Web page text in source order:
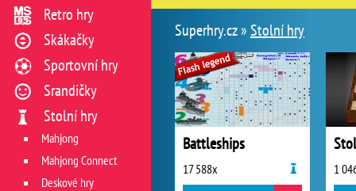
Superhry.cz »Stolní hry
Battleships
17 588x 1
Retro hry
Skákačky
Sportovní hry
Srandičky
Stolní hry
Mahjong
Mahjong Connect
Deskové hry